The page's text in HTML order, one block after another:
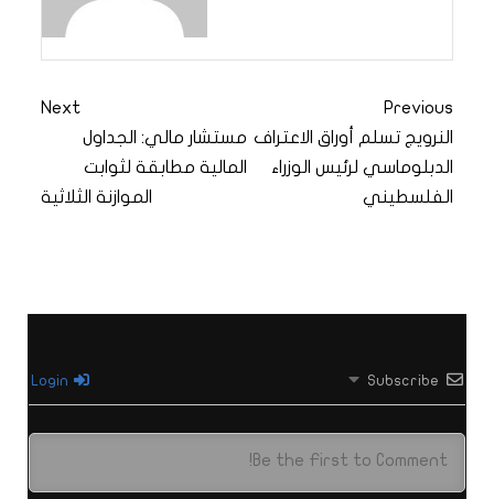
Previous
النرويج تسلم أوراق الاعتراف
الدبلوماسي لرئيس الوزراء
الفلسطيني
Next
مستشار مالي: الجداول
المالية مطابقة لثوابت
الموازنة الثلاثية
Subscribe